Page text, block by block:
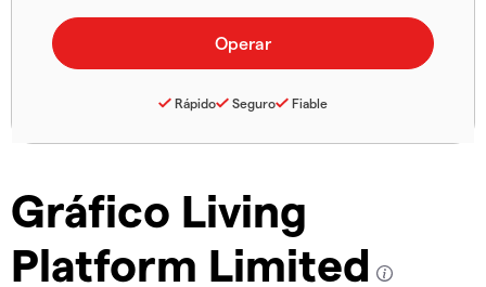
Gráfico Living
Platform Limited
Rápido Seguro Fiable